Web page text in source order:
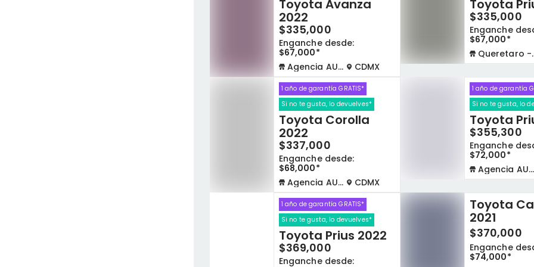
Toyota Avanza
2022
$335,000
Enganche desde:
$67,000*
Agencia AUTOCOM
CDMX
Toyota
$335,000
Enganche
$67,000*
Queretaro - La Capilla
1 año de garantía GRATIS*
Si no te gusta, lo devuelves*
Toyota Corolla
2022
$337,000
Enganche desde:
$68,000*
Agencia AUTOCOM
CDMX
1 año de garantía
Si no te gusta, lo
Toyota
$355,300
Enganche
$72,000*
Agencia AUTOCOM
1 año de garantía GRATIS*
Si no te gusta, lo devuelves*
Toyota Prius 2022
$369,000
Enganche desde:
Toyota
2021
$370,000
Enganche
$74,000*